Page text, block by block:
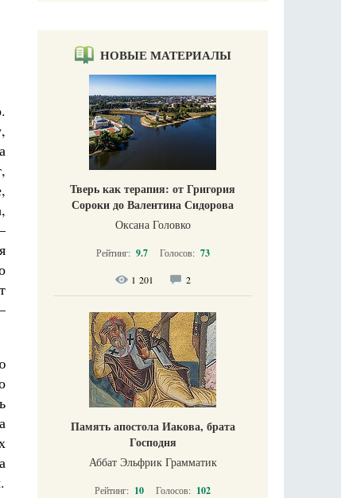
НОВЫЕ МАТЕРИАЛЫ
Тверь как терапия: от Григория
Сороки до Валентина Сидорова
Оксана Головко
Рейтинг: 9.7 Голосов: 73
1 201 2
Память апостола Иакова, брата
Господня
Аббат Эльфрик Грамматик
Рейтинг: 10 Голосов: 102